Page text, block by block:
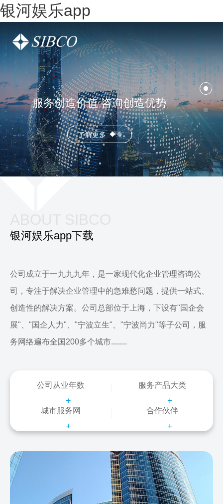
银河娱乐app
服务创造价值 咨询创造优势
了解更多
银河娱乐app下载
公司成立于一九九九年，是一家现代化企业管理咨询公
司，专注于解决企业管理中的急难愁问题，提供一站式、
创造性的解决方案。公司总部位于上海，下设有"国企会
展"、"国企人力"、"宁波立生"、"宁波尚力"等子公司，服
务网络遍布全国200多个城市........
公司从业年数
+
服务产品大类
+
城市服务网
+
合作伙伴
+